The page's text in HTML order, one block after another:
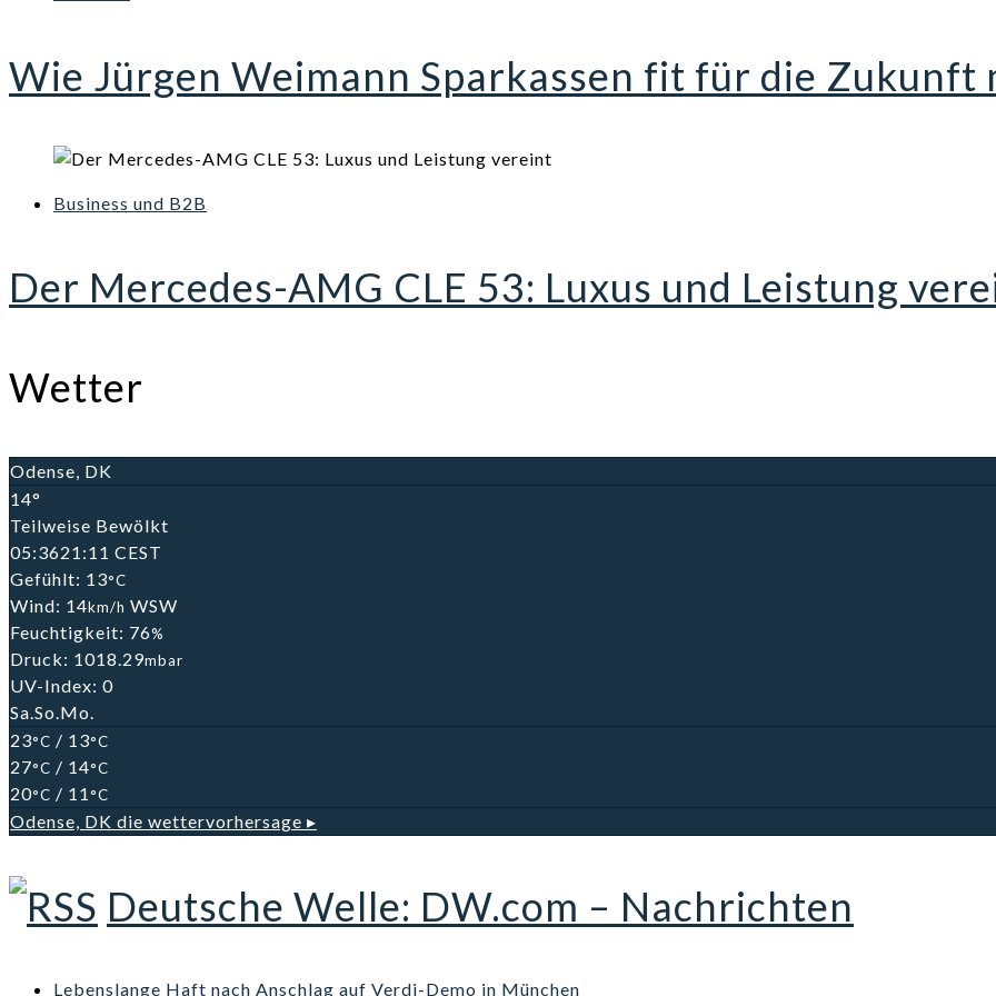
Wie Jürgen Weimann Sparkassen fit für die Zukunft
Business und B2B
Der Mercedes-AMG CLE 53: Luxus und Leistung
Wetter
Odense, DK
14°
Teilweise Bewölkt
05:3621:11 CEST
Gefühlt: 13°C
Wind: 14km/h WSW
Feuchtigkeit: 76%
Druck: 1018.29mbar
UV-Index: 0
Sa. So. Mo.
23°C / 13°C
27°C / 14°C
20°C / 11 °C
Odense, DK die wettervorhersage ▸
Deutsche Welle: DW.com – Nachrichten
Lebenslange Haft nach Anschlag auf Verdi-Demo in München